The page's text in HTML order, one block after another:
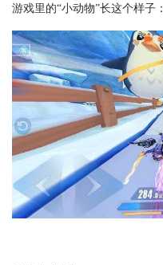
游戏里的“小动物”长这个样子：